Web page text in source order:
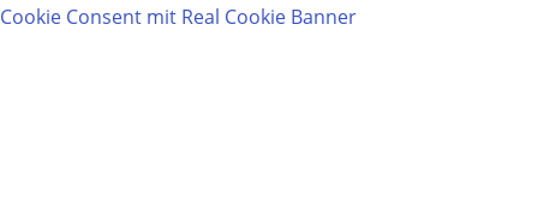
Cookie Consent mit Real Cookie Banner